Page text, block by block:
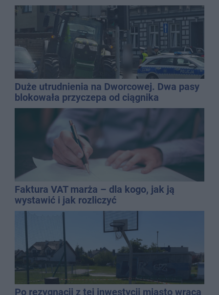
Duże utrudnienia na Dworcowej. Dwa pasy
blokowała przyczepa od ciągnika
Faktura VAT marża – dla kogo, jak ją
wystawić i jak rozliczyć
Po rezygnacji z tej inwestycji miasto wraca